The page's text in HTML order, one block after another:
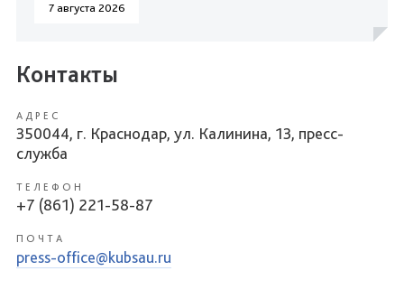
7 августа 2026
Контакты
АДРЕС
350044, г. Краснодар, ул. Калинина, 13, пресс-
служба
ТЕЛЕФОН
+7 (861) 221-58-87
ПОЧТА
press-office@kubsau.ru